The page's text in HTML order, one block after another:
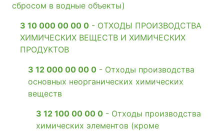
сбросом в водные объекты)
3 10 000 00 00 0 - ОТХОДЫ ПРОИЗВОДСТВА
ХИМИЧЕСКИХ ВЕЩЕСТВ И ХИМИЧЕСКИХ
ПРОДУКТОВ
3 12 000 00 00 0 - Отходы производства
основных неорганических химических
веществ
3 12 100 00 00 0 - Отходы производства
химических элементов (кроме